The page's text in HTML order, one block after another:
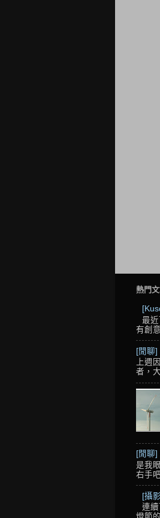
熱門
最
有創
[閒聊]
上週
者，
[閒聊
是我
右手
[攝
連